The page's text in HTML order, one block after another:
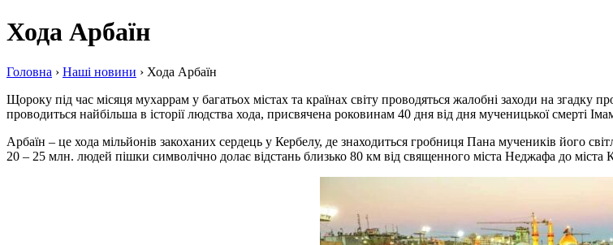
Хода Арбаїн
Головна › Наші новини › Хода Арбаїн
Щороку під час місяця мухаррам у багатьох містах та країнах світу проводяться жалобні заходи на
проводиться найбільша в історії людства хода, присвячена роковинам 40 дня від дня мученицької смерті
Арбаїн – це хода мільйонів закоханих сердець у Кербелу, де знаходиться гробниця Пана мучеників його
20 – 25 млн. людей пішки символічно долає відстань близько 80 км від священного міста Неджафа до міста